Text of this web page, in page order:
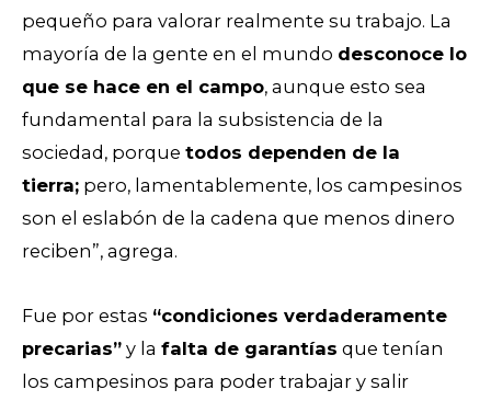
pequeño para valorar realmente su trabajo. La
mayoría de la gente en el mundo desconoce lo
que se hace en el campo, aunque esto sea
fundamental para la subsistencia de la
sociedad, porque todos dependen de la
tierra; pero, lamentablemente, los campesinos
son el eslabón de la cadena que menos dinero
reciben”, agrega.
Fue por estas “condiciones verdaderamente
precarias” y la falta de garantías que tenían
los campesinos para poder trabajar y salir